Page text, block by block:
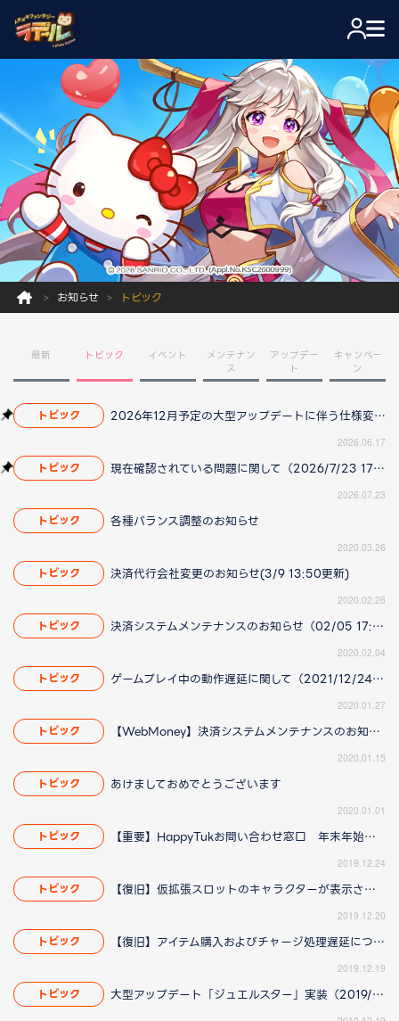
お知らせ トピック
最新 トピック イベント
メンテナン
ス
アップデー
ト
キャンペー
ン
トピック 2026年12月予定の大型アップデートに伴う仕様変更のお知らせ
2026.06.17
トピック 現在確認されている問題に関して（2026/7/23 17:00更新）
2026.07.23
トピック 各種バランス調整のお知らせ
2020.03.26
トピック 決済代行会社変更のお知らせ(3/9 13:50更新)
2020.02.28
トピック 決済システムメンテナンスのお知らせ（02/05 17:12 更新）
2020.02.04
トピック ゲームプレイ中の動作遅延に関して（2021/12/24 18:40更新）
2020.01.27
トピック 【WebMoney】決済システムメンテナンスのお知らせ
2020.01.15
トピック あけましておめでとうございます
2020.01.01
トピック 【重要】HappyTukお問い合わせ窓口 年末年始の営業についてのお知らせ
2019.12.24
トピック 【復旧】仮拡張スロットのキャラクターが表示されない問題に関して（2019/12/20 17:38更新）
2019.12.20
トピック 【復旧】アイテム購入およびチャージ処理遅延について
2019.12.19
トピック 大型アップデート「ジュエルスター」実装（2019/12/20 14:42更新）